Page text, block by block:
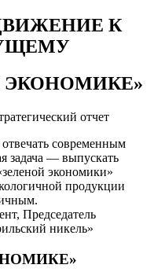
К
ЭКОНОМИКЕ»
отчет
современным
задача — выпускать
экономики»
продукции
Председатель
никель»